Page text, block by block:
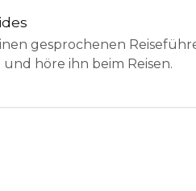
gesprochenen
höre ihn beim Reisen.